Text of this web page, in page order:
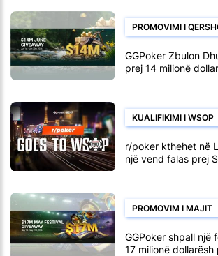
PROMOVIMI I
GGPoker Zbulon
prej 14 milionë
KUALIFIKIMI I WSOP
r/poker kthehet në
një vend falas prej
PROMOVIM I MAJIT
GGPoker shpall një
17 milionë